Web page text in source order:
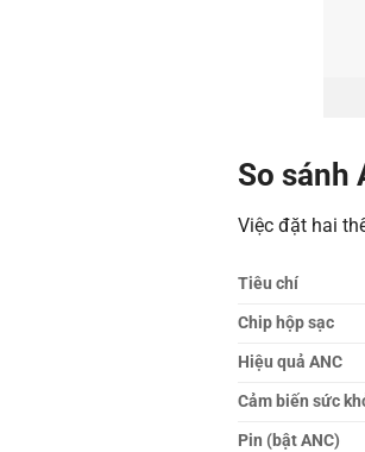
So sánh
Việc đặt hai
Tiêu chí
Chip hộp sạc
Hiệu quả ANC
Cảm biến sức
Pin (bật ANC)